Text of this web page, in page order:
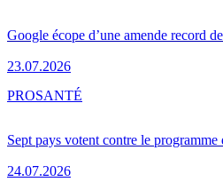
Google écope d’une amende record
23.07.2026
Sept pays votent contre le programme
24.07.2026
PROSANTÉ